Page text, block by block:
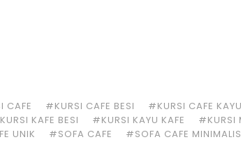
CAFE #KURSI CAFE BESI #KURSI CAFE KAYU
KAFE BESI #KURSI KAYU KAFE
#KURSI
UNIK #SOFA CAFE #SOFA CAFE MINIMALIS